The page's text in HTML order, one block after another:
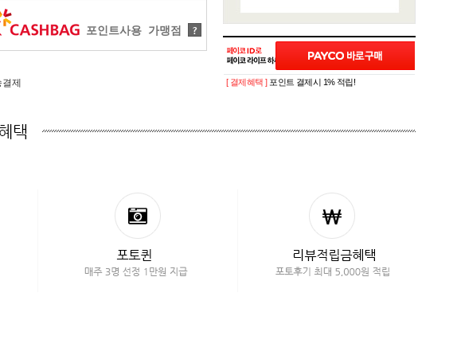
포인트사용 가맹점 ?
제 [ 결제혜택 ] 포인트 결제시 1% 적립!